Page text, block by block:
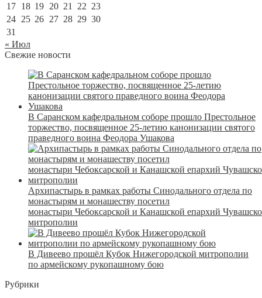
17 18 19 20 21 22 23
24 25 26 27 28 29 30
31
« Июл
Свежие новости
В Саранском кафедральном соборе прошло Престольное
торжество, посвященное 25-летию канонизации святого
праведного воина Феодора Ушакова
Архипастырь в рамках работы Синодального отдела по
монастырям и монашеству посетил
монастыри Чебоксарской и Канашской епархий
митрополии
В Дивеево прошёл Кубок Нижегородской митрополии
по армейскому рукопашному бою
Рубрики